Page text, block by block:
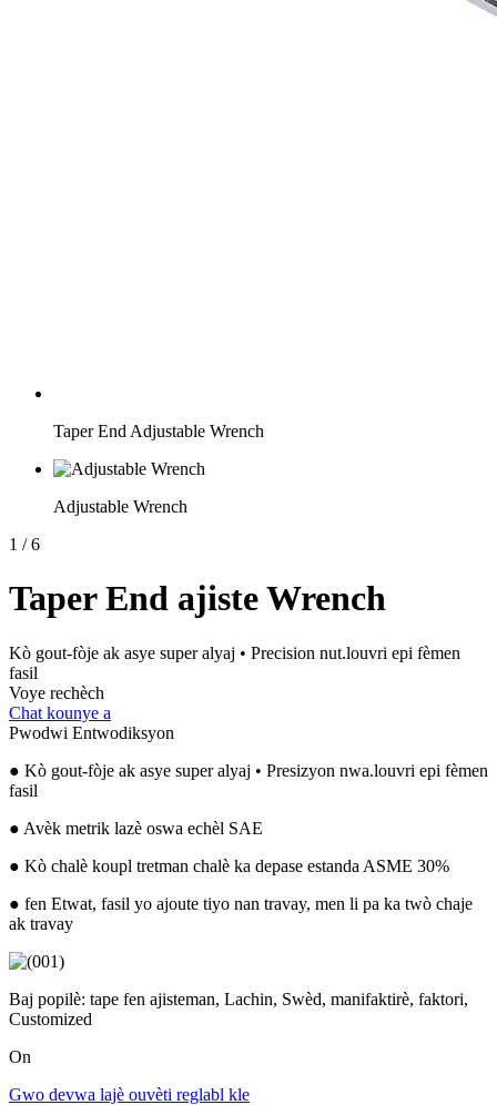
Taper End Adjustable Wrench
Adjustable Wrench
1 / 6
Taper End ajiste Wrench
Kò gout-fòje ak asye super alyaj • Precision nut.louvri epi fèmen
fasil
Voye rechèch
Chat kounye a
Pwodwi Entwodiksyon
● Kò gout-fòje ak asye super alyaj • Presizyon nwa.louvri epi fèmen
fasil
● Avèk metrik lazè oswa echèl SAE
● Kò chalè koupl tretman chalè ka depase estanda ASME 30%
● fen Etwat, fasil yo ajoute tiyo nan travay, men li pa ka twò chaje
ak travay
Baj popilè: tape fen ajisteman, Lachin, Swèd, manifaktirè, faktori,
Customized
On
Gwo devwa lajè ouvèti reglabl kle